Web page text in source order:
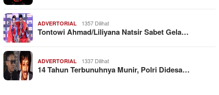
ADVERTORIAL 1357 Dilihat
Tontowi Ahmad/Liliyana Natsir Sabet Gela…
ADVERTORIAL 1337 Dilihat
14 Tahun Terbunuhnya Munir, Polri Didesa…